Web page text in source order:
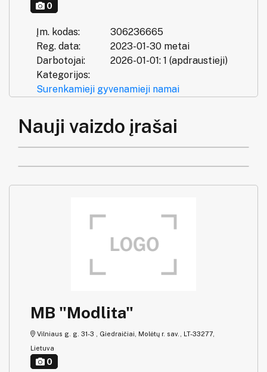
0
Įm. kodas:
306236665
Reg. data:
2023-01-30 metai
Darbotojai:
2026-01-01: 1 (apdraustieji)
Kategorijos:
Surenkamieji gyvenamieji namai
Nauji vaizdo įrašai
MB "Modlita"
Vilniaus g. g. 31-3 , Giedraičiai, Molėtų r. sav., LT-33277,
Lietuva
0